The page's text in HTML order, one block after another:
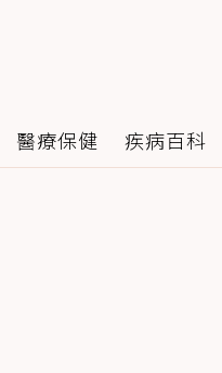
醫療保健 疾病百科